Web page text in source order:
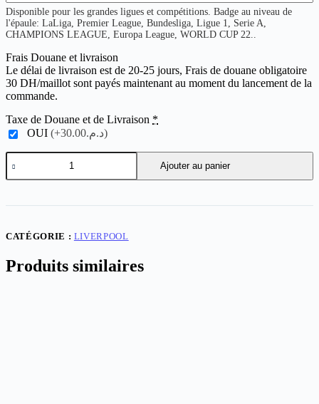
Disponible pour les grandes ligues et compétitions. Badge au niveau de
l'épaule: LaLiga, Premier League, Bundesliga, Ligue 1, Serie A,
CHAMPIONS LEAGUE, Europa League, WORLD CUP 22..
Frais Douane et livraison
Le délai de livraison est de 20-25 jours, Frais de douane obligatoire
30 DH/maillot sont payés maintenant au moment du lancement de la
commande.
Taxe de Douane et de Livraison *
OUI
(+د.م.30.00)
quantité
de
Liverpool
Converse
Version
Ajouter au panier
CATÉGORIE : LIVERPOOL
Produits similaires